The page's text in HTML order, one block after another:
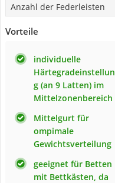
Anzahl der Federleisten
Vorteile
individuelle
Härtegradeinstellun
g (an 9 Latten) im
Mittelzonenbereich
Mittelgurt für
ompimale
Gewichtsverteilung
geeignet für Betten
mit Bettkästen, da